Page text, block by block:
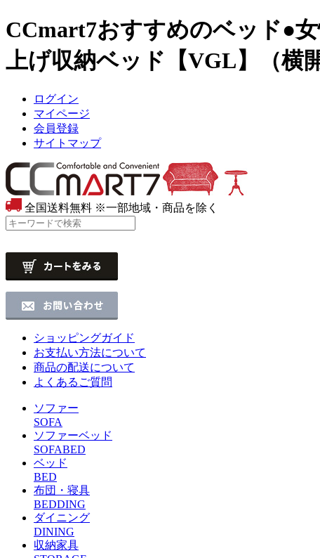
CCmart7おすすめのベッド●
上げ収納ベッド【VGL】（横
ログイン
マイページ
会員登録
サイトマップ
全国送料無料 ※一部地域・商品を除く
ショッピングガイド
お支払い方法について
商品の配送について
よくあるご質問
ソファー
SOFA
ソファーベッド
SOFABED
ベッド
BED
布団・寝具
BEDDING
ダイニング
DINING
収納家具